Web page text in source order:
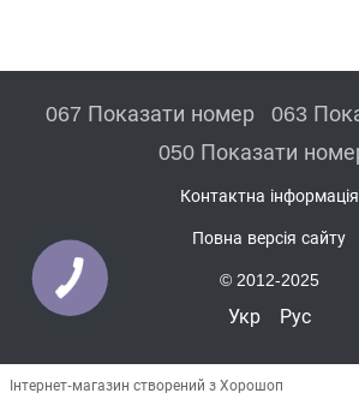
067 Показати номер
063
050 Показати
Контактна інформація
Повна версія сайту
© 2012-2025
Укр Рус
Інтернет-магазин створений з Хорошоп